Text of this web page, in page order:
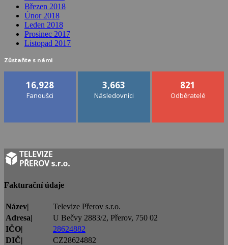
Březen 2018
Únor 2018
Leden 2018
Prosinec 2017
Listopad 2017
Zůstaňte s námi
16,928
Fanoušci
3,663
Následovníci
821
Odběratelé
Fakturační údaje
Název|
Televize Přerov s.r.o.
Adresa|
U Bečvy 2883/2, Přerov, 750 02
IČO|
28624882
DIČ|
CZ28624882